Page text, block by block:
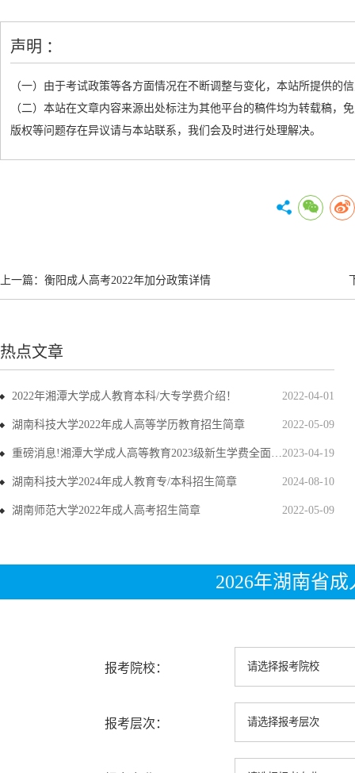
声明 ：
（一）由于考试政策等各方面情况在不断调整与变化，本站所提供的
（二）本站在文章内容来源出处标注为其他平台的稿件均为转载稿
版权等问题存在异议请与本站联系，我们会及时进行处理解决。
上一篇： 衡阳成人高考2022年加分政策详情
热点文章
2022-04-01
2022年湘潭大学成人教育本科/大专学费介绍！
2022-05-09
湖南科技大学2022年成人高等学历教育招生简章
2023-04-19
重磅消息!湘潭大学成人高等教育2023级新生学费全面上调
2024-08-10
湖南科技大学2024年成人教育专/本科招生简章
2022-05-09
湖南师范大学2022年成人高考招生简章
2026年湖南省
报考院校：
报考层次：